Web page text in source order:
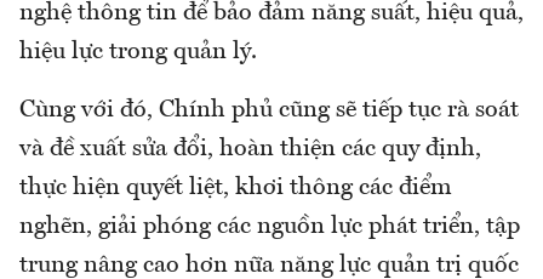
nghệ thông tin để bảo đảm năng suất, hiệu quả,
hiệu lực trong quản lý.
Cùng với đó, Chính phủ cũng sẽ tiếp tục rà soát
và đề xuất sửa đổi, hoàn thiện các quy định,
thực hiện quyết liệt, khơi thông các điểm
nghẽn, giải phóng các nguồn lực phát triển, tập
trung nâng cao hơn nữa năng lực quản trị quốc